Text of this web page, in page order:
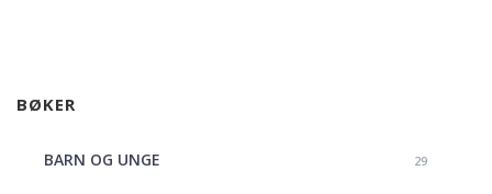
BØKER
BARN OG UNGE 29